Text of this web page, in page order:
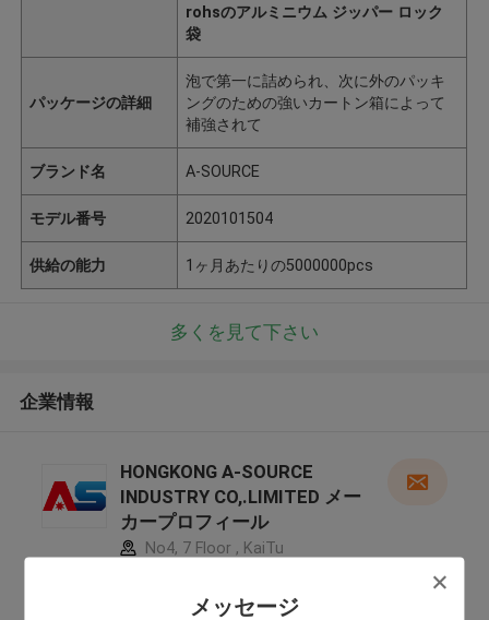
メッセージ
rohsのアルミニウム ジッパー ロック
袋
パッケージの詳細
泡で第一に詰められ、次に外のパッキ
ングのための強いカートン箱によって
補強されて
ブランド名 A-SOURCE
モデル番号 2020101504
供給の能力 1ヶ月あたりの5000000pcs
多くを見て下さい
企業情報
HONGKONG A-SOURCE
INDUSTRY CO,.LIMITED メー
カープロフィール
No4, 7 Floor , KaiTu
,Wang Jiao , Jiulong district ,中国